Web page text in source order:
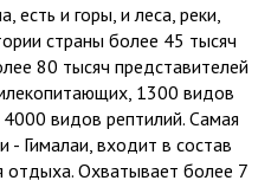
и горы, и леса, реки,
страны более 45 тысяч
80 тысяч представителей
1300 видов
видов рептилий. Самая
- Гималаи, входит в состав
отдыха. Охватывает более 7